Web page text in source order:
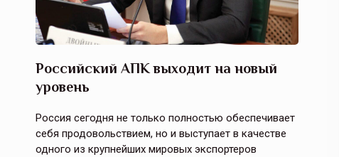
Российский АПК выходит на новый
уровень
Россия сегодня не только полностью обеспечивает
себя продовольствием, но и выступает в качестве
одного из крупнейших мировых экспортеров